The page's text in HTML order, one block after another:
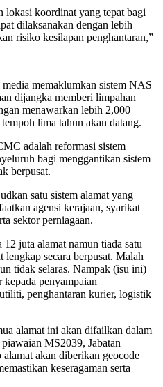
lokasi koordinat yang tepat bagi
dilaksanakan dengan lebih
risiko kesilapan penghantaran,”
memaklumkan sistem NAS
dijangka memberi limpahan
menawarkan lebih 2,000
lima tahun akan datang.
adalah reformasi sistem
bagi menggantikan sistem
berpusat.
satu sistem alamat yang
agensi kerajaan, syarikat
sektor perniagaan.
juta alamat namun tiada satu
secara berpusat. Malah
tidak selaras. Nampak (isu ini)
kepada penyampaian
penghantaran kurier, logistik
alamat ini akan difailkan dalam
MS2039, Jabatan
akan diberikan geocode
keseragaman serta